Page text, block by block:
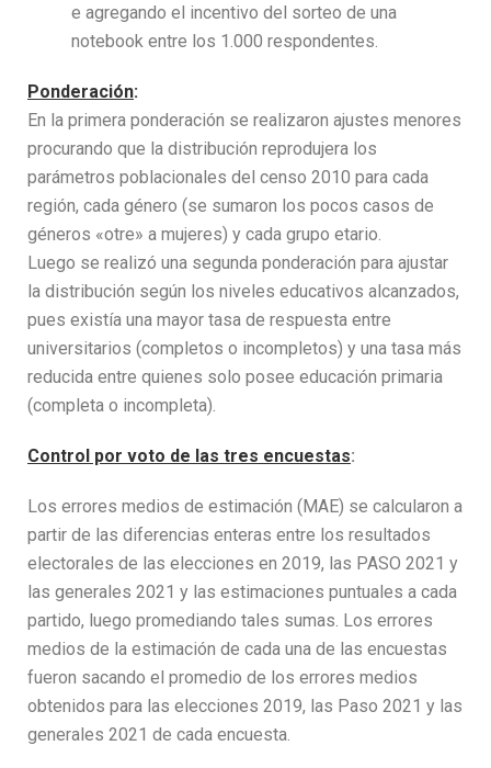
e agregando el incentivo del sorteo de una
notebook entre los 1.000 respondentes.
Ponderación:
En la primera ponderación se realizaron ajustes menores
procurando que la distribución reprodujera los
parámetros poblacionales del censo 2010 para cada
región, cada género (se sumaron los pocos casos de
géneros «otre» a mujeres) y cada grupo etario.
Luego se realizó una segunda ponderación para ajustar
la distribución según los niveles educativos alcanzados,
pues existía una mayor tasa de respuesta entre
universitarios (completos o incompletos) y una tasa más
reducida entre quienes solo posee educación primaria
(completa o incompleta).
Control por voto de las tres encuestas:
Los errores medios de estimación (MAE) se calcularon a
partir de las diferencias enteras entre los resultados
electorales de las elecciones en 2019, las PASO 2021 y
las generales 2021 y las estimaciones puntuales a cada
partido, luego promediando tales sumas. Los errores
medios de la estimación de cada una de las encuestas
fueron sacando el promedio de los errores medios
obtenidos para las elecciones 2019, las Paso 2021 y las
generales 2021 de cada encuesta.